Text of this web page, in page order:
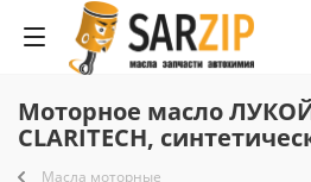
Моторное масло
CLARITECH,
Масла моторные